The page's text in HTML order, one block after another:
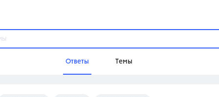
Ответы Темы